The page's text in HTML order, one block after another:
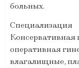
больных.
Специализация
Консервативная
оперативная
влагалищные,